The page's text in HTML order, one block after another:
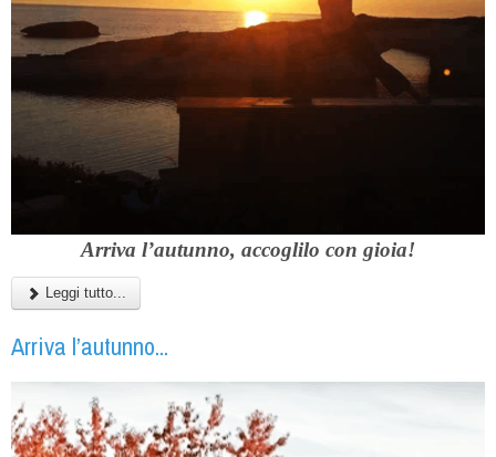
Arriva l’autunno, accoglilo con gioia!
Leggi tutto...
Arriva l’autunno...